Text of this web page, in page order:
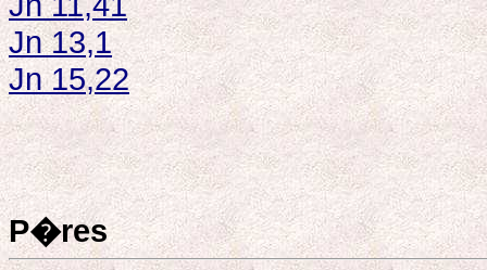
Jn 13,1
Jn 15,22
P�res